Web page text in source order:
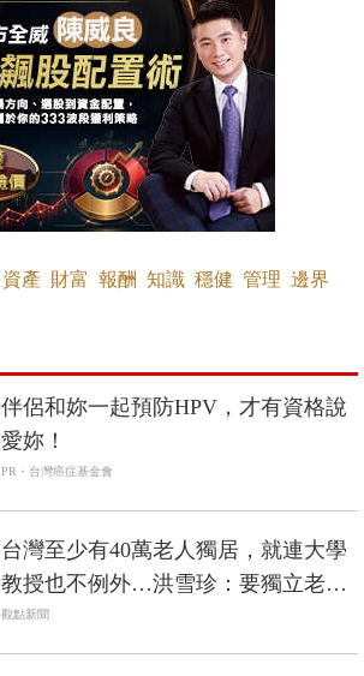
資產 財富 報酬 知識 穩健 管理 邊界
伴侶和妳一起預防HPV，才有資格說
愛妳！
PR・台灣癌症基金會
台灣至少有40萬老人獨居，就連大學
教授也不例外…洪雪珍：要獨立老，
不要孤獨老
觀點新聞